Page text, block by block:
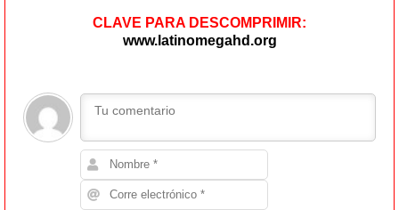
CLAVE PARA DESCOMPRIMIR:
www.latinomegahd.org